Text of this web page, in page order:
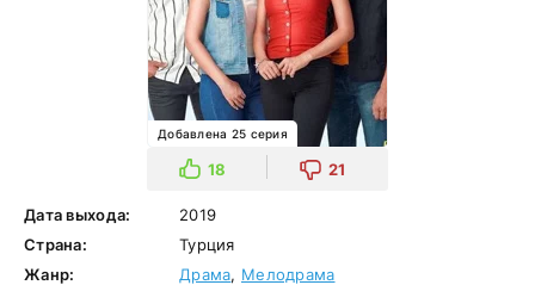
Добавлена 25 серия
18 21
Дата выхода:
2019
Страна:
Турция
Жанр:
Драма, Мелодрама